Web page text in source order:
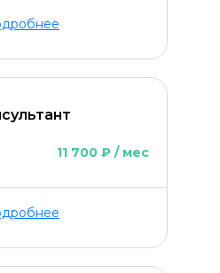
11 700 ₽ / мес